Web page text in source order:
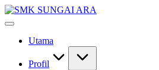
Skip
to
#KetekunanNadiKecemerlangan
#SeMeSradiHati
Utama
Profil